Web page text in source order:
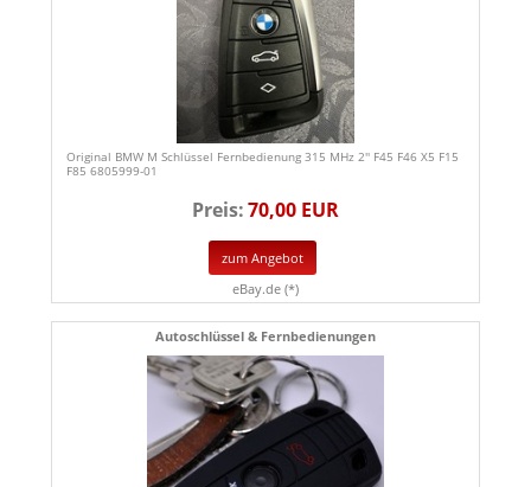
Original BMW M Schlüssel Fernbedienung 315 MHz 2'' F45 F46 X5 F15
F85 6805999-01
Preis:70,00 EUR
zum Angebot
eBay.de (*)
Autoschlüssel & Fernbedienungen